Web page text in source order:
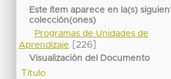
Este ítem aparece en la(s)
colección(ones)
Programas de Unidades de
Aprendizaje
[226]
Visualización del Documento
Título